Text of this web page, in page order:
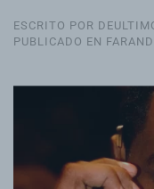
ESCRITO POR
PUBLICADO EN